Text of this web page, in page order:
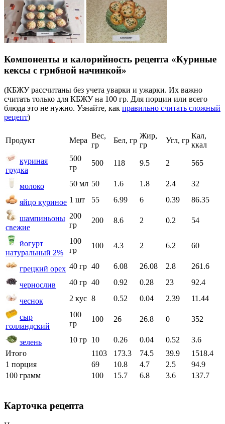
Компоненты и калорийность рецепта «Куриные
кексы с грибной начинкой»
(КБЖУ рассчитаны без учета уварки и ужарки. Их важно
считать только для КБЖУ на 100 гр. Для порции или всего
блюда это не нужно. Узнайте, как правильно считать сложный
рецепт)
Продукт Мера
Вес,
гр
Бел, гр
Жир,
гр
Угл, гр
Кал,
ккал
куриная
грудка
500
гр
500 118 9.5 2 565
молоко 50 мл 50 1.6 1.8 2.4 32
яйцо куриное 1 шт 55 6.99 6 0.39 86.35
шампиньоны
свежие
200
гр
200 8.6 2 0.2 54
йогурт
натуральный 2%
100
гр
100 4.3 2 6.2 60
грецкий орех 40 гр 40 6.08 26.08 2.8 261.6
чернослив 40 гр 40 0.92 0.28 23 92.4
чеснок 2 кус 8 0.52 0.04 2.39 11.44
сыр
голландский
100
гр
100 26 26.8 0 352
зелень 10 гр 10 0.26 0.04 0.52
3.6
Итого
1103 173.3 74.5 39.9
1518.4
1 порция
69 10.8 4.7 2.5
94.9
100 грамм
100 15.7 6.8 3.6 137.7
Карточка рецепта